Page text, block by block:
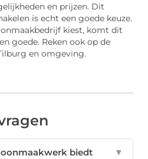
en prijzen. Dit
is echt een goede keuze.
kiest, komt dit
goede. Reken ook op de
en omgeving.
biedt
▼